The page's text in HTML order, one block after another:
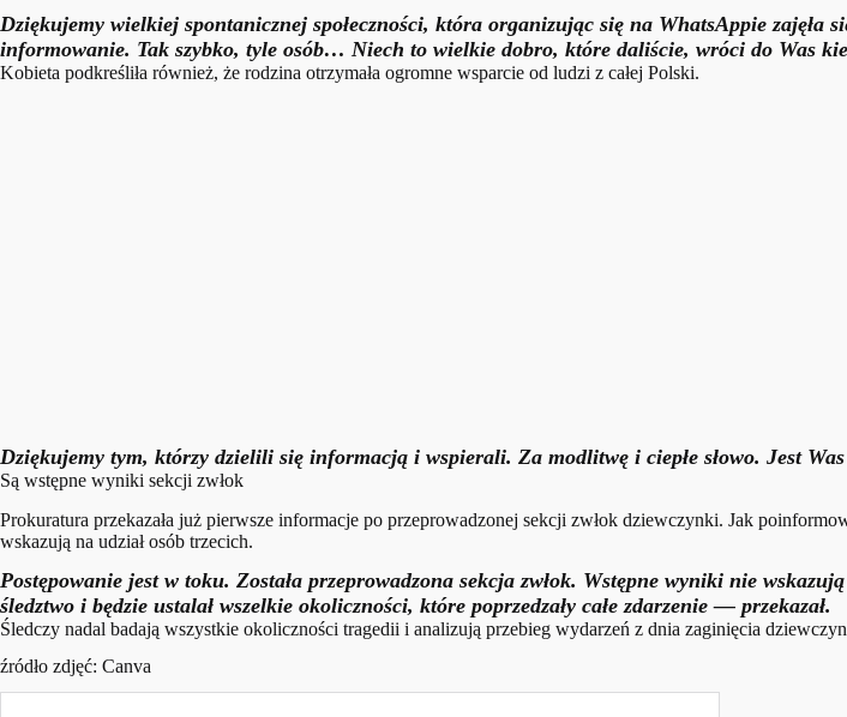
Dziękujemy wielkiej spontanicznej społeczności, która organizując się na WhatsAppie
informowanie. Tak szybko, tyle osób… Niech to wielkie dobro, które daliście, wróci do Was
Kobieta podkreśliła również, że rodzina otrzymała ogromne wsparcie od ludzi z całej Polski.
Dziękujemy tym, którzy dzielili się informacją i wspierali. Za modlitwę i ciepłe słowo. Jest
Są wstępne wyniki sekcji zwłok
Prokuratura przekazała już pierwsze informacje po przeprowadzonej sekcji zwłok dziewczynki. Jak
wskazują na udział osób trzecich.
Postępowanie jest w toku. Została przeprowadzona sekcja zwłok. Wstępne wyniki nie
śledztwo i będzie ustalał wszelkie okoliczności, które poprzedzały całe zdarzenie — przekazał.
Śledczy nadal badają wszystkie okoliczności tragedii i analizują przebieg wydarzeń z dnia zaginięcia
źródło zdjęć: Canva